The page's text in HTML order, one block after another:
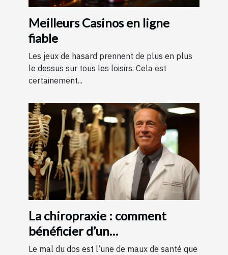
Meilleurs Casinos en ligne
fiable
Les jeux de hasard prennent de plus en plus
le dessus sur tous les loisirs. Cela est
certainement...
La chiropraxie : comment
bénéficier d’un
remboursement ?
Le mal du dos est l’une de maux de santé que